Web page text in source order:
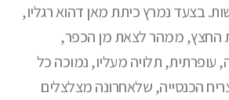
בצעד נמרץ כיתת מאן דהוא רגליו,
החצץ, ממהר לצאת מן הכפר,
תלויה מעליו, נמוכה כל
הכנסייה, שלאחרונה מצלצלים